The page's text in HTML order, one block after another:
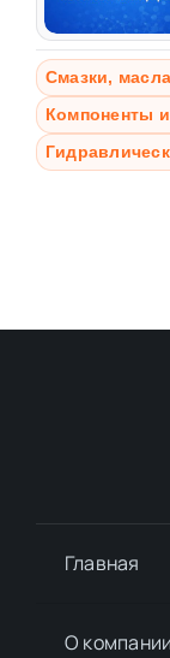
Смазки,
Компоненты
Главная
О компании